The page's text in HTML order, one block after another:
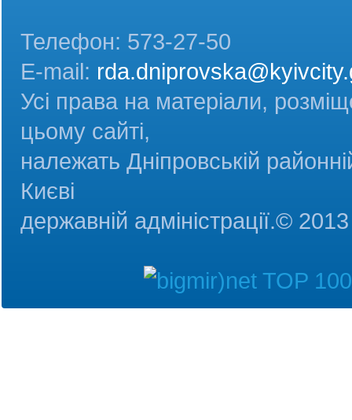
Телефон: 573-27-50
E-mail:
Усі права на матеріали,
цьому сайті,
належать Дніпровській
Києві
державній